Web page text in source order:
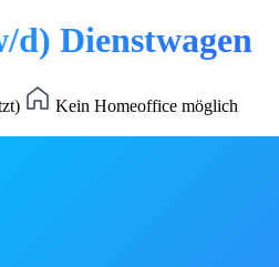
Dienstwagen
Kein Homeoffice möglich